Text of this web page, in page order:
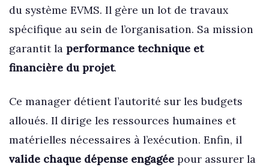
du système EVMS. Il gère un lot de travaux
spécifique au sein de l’organisation. Sa mission
garantit la performance technique et
financière du projet.
Ce manager détient l’autorité sur les budgets
alloués. Il dirige les ressources humaines et
matérielles nécessaires à l’exécution. Enfin, il
valide chaque dépense engagéepour assurer la